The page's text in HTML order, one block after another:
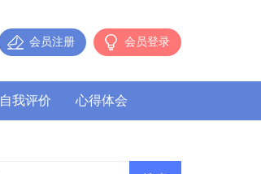
会员登录
会员注册
自我评价 心得体会